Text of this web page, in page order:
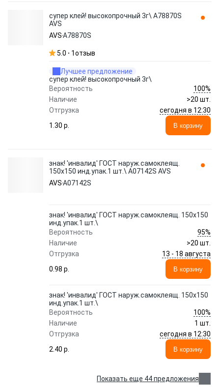
супер клей! высокопрочный 3г\ A78870S
AVS
AVSA78870S
5.0 1отзыв
Лучшее предложение
супер клей! высокопрочный 3г\
Вероятность
100%
Наличие
>20 шт.
Отгрузка
сегодня в 12:30
1.30 p.
В корзину
знак! 'инвалид' ГОСТ наруж.самоклеящ.
150x150 инд.упак.1 шт.\ A07142S AVS
AVSA07142S
знак! 'инвалид' ГОСТ наруж.самоклеящ. 150x150
инд.упак.1 шт.\
Вероятность
95%
Наличие
>20 шт.
Отгрузка
13 - 18 августа
0.98 p.
В корзину
знак! 'инвалид' ГОСТ наруж.самоклеящ. 150x150
инд.упак.1 шт.\
Вероятность
100%
Наличие
1 шт.
Отгрузка
сегодня в 12:30
2.40 p.
В корзину
Показать еще 44 предложения